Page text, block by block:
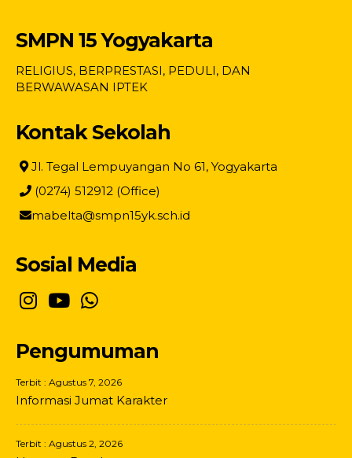
SMPN 15 Yogyakarta
RELIGIUS, BERPRESTASI, PEDULI, DAN
BERWAWASAN IPTEK
Kontak Sekolah
Jl. Tegal Lempuyangan No 61, Yogyakarta
(0274) 512912 (Office)
mabelta@smpn15yk.sch.id
Sosial Media
Pengumuman
Terbit : Agustus 7, 2026
Informasi Jumat Karakter
Terbit : Agustus 2, 2026